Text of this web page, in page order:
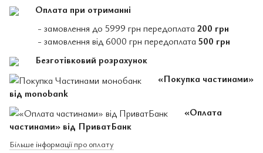
Оплата при отриманні
- замовлення до 5999 грн передоплата 200 грн
- замовлення від 6000 грн передоплата 500 грн
Безготівковий розрахунок
«Покупка частинами»
від monobank
«Оплата
частинами» від ПриватБанк
Більше інформації про оплату